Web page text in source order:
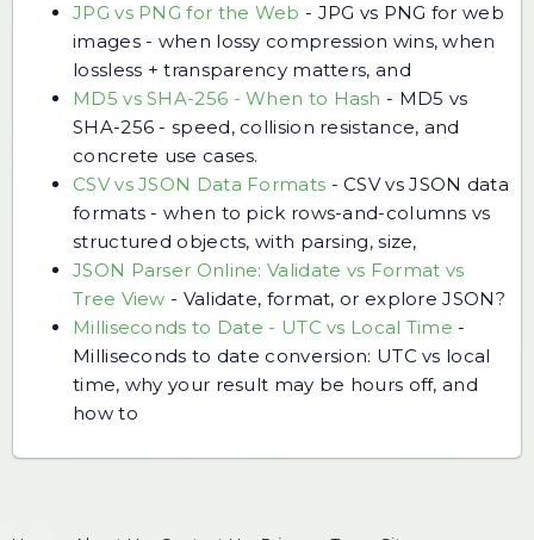
JPG vs PNG for the Web - JPG vs PNG for web
images - when lossy compression wins, when
lossless + transparency matters, and
MD5 vs SHA-256 - When to Hash - MD5 vs
SHA-256 - speed, collision resistance, and
concrete use cases.
CSV vs JSON Data Formats -CSV vs JSON data
formats - when to pick rows-and-columns vs
structured objects, with parsing, size,
JSON Parser Online: Validate vs Format vs
Tree View - Validate, format, or explore JSON?
Milliseconds to Date - UTC vs Local Time -
Milliseconds to date conversion: UTC vs local
time, why your result may be hours off, and
how to